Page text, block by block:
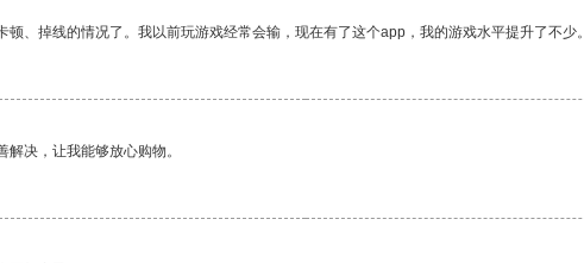
、掉线的情况了。我以前玩游戏经常会输，现在有了这个app，我的游戏水平提升了不少。
决，让我能够放心购物。